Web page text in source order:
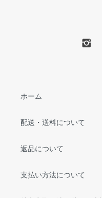
ホーム
配送・送料について
返品について
支払い方法について